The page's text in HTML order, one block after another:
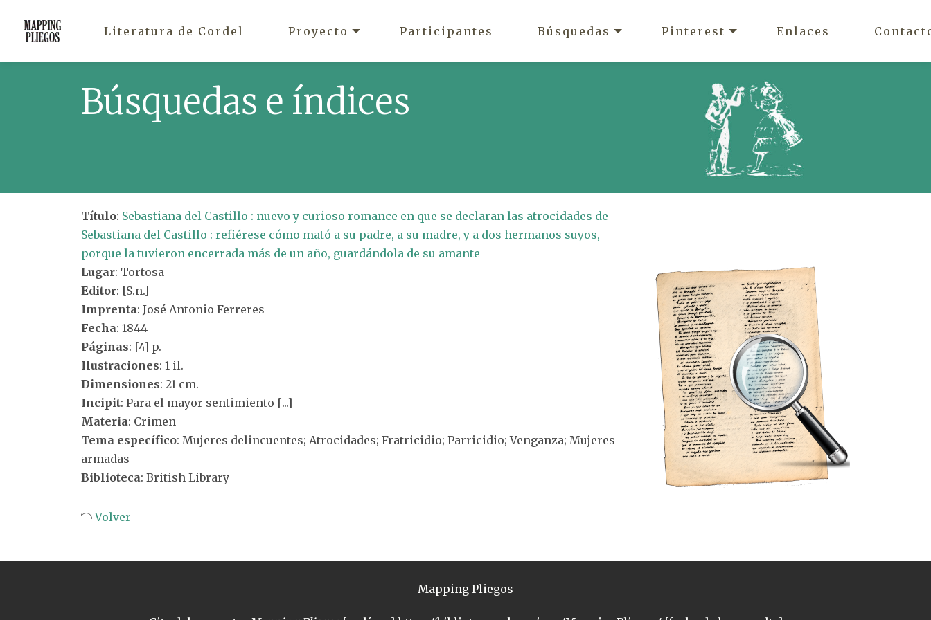
Literatura de Cordel Proyecto Participantes Búsquedas Pinterest Enlaces
Búsquedas e índices
Título: Sebastiana del Castillo : nuevo y curioso romance en que se declaran las atrocidades de
Sebastiana del Castillo : refiérese cómo mató a su padre, a su madre, y a dos hermanos suyos,
porque la tuvieron encerrada más de un año, guardándola de su amante
Lugar: Tortosa
Editor: [S.n.]
Imprenta: José Antonio Ferreres
Fecha: 1844
Páginas: [4] p.
Ilustraciones: 1 il.
Dimensiones: 21 cm.
Incipit: Para el mayor sentimiento [...]
Materia: Crimen
Tema específico: Mujeres delincuentes; Atrocidades; Fratricidio; Parricidio; Venganza; Mujeres
armadas
Biblioteca: British Library
Volver
Mapping Pliegos